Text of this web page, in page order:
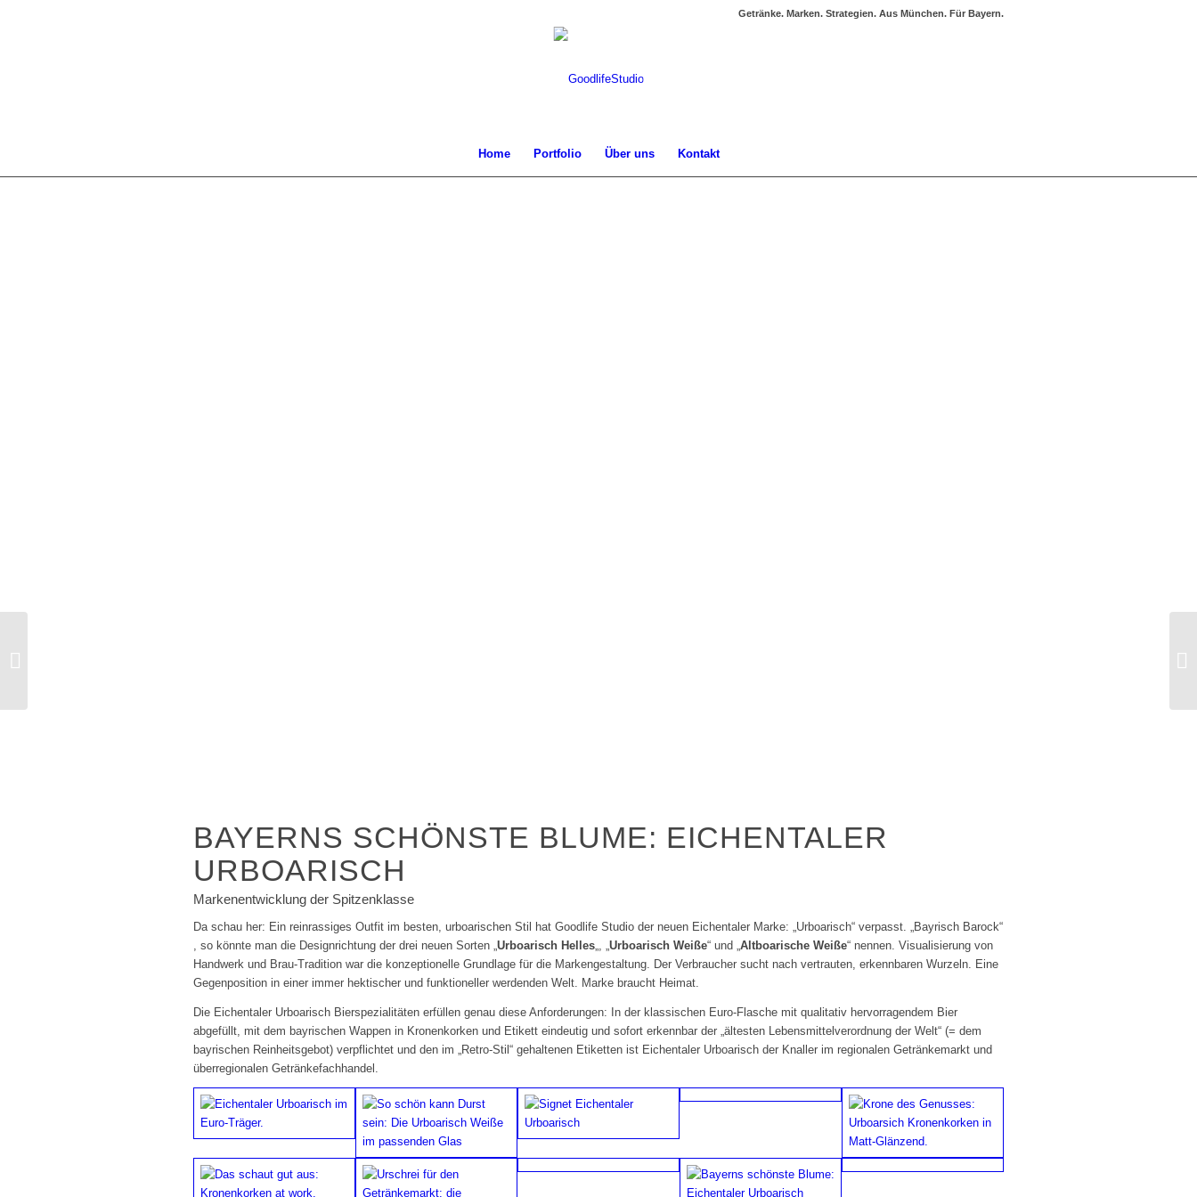
Getränke. Marken. Strategien. Aus München. Für Bayern.
Home Portfolio Über uns Kontakt
BAYERNS SCHÖNSTE BLUME: EICHENTALER
URBOARISCH
Markenentwicklung der Spitzenklasse
Da schau her: Ein reinrassiges Outfit im besten, urboarischen Stil hat Goodlife Studio der neuen Eichentaler Marke: „Urboarisch“ verpasst. „Bayrisch Barock“
, so könnte man die Designrichtung der drei neuen Sorten „Urboarisch Helles„, „Urboarisch Weiße“ und „Altboarische Weiße“ nennen. Visualisierung von
Handwerk und Brau-Tradition war die konzeptionelle Grundlage für die Markengestaltung. Der Verbraucher sucht nach vertrauten, erkennbaren Wurzeln. Eine
Gegenposition in einer immer hektischer und funktioneller werdenden Welt. Marke braucht Heimat.
Die Eichentaler Urboarisch Bierspezialitäten erfüllen genau diese Anforderungen: In der klassischen Euro-Flasche mit qualitativ hervorragendem Bier
abgefüllt, mit dem bayrischen Wappen in Kronenkorken und Etikett eindeutig und sofort erkennbar der „ältesten Lebensmittelverordnung der Welt“ (= dem
bayrischen Reinheitsgebot) verpflichtet und den im „Retro-Stil“ gehaltenen Etiketten ist Eichentaler Urboarisch der Knaller im regionalen Getränkemarkt und
überregionalen Getränkefachhandel.